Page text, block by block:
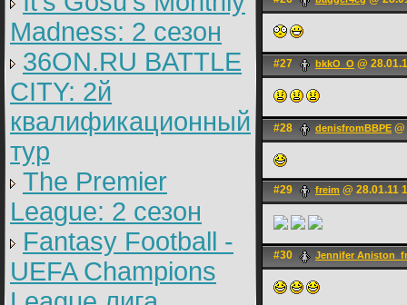
Madness: 2 сезон
36ON.RU BATTLE
CITY: 2й
квалификационный
тур
The Premier
League: 2 cезон
Fantasy Football -
UEFA Champions
#27 bkkO_O @
#28 denisfromBBPE
#29 freim @ 28.01.11
#30 Jennifer